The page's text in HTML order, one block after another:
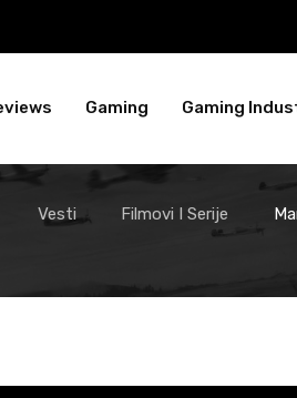
Gaming Gaming
Vesti Filmovi I Serije